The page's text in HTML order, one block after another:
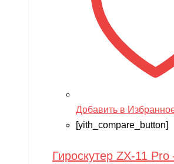
Добавить в
[yith_compare_button]
Гироскутер ZX-11